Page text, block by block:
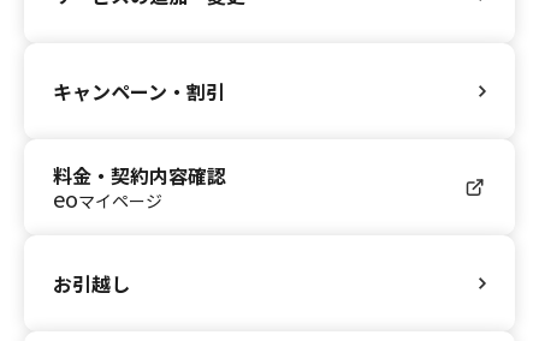
キャンペーン・割引
料金・契約内容確認
eoマイページ
お引越し